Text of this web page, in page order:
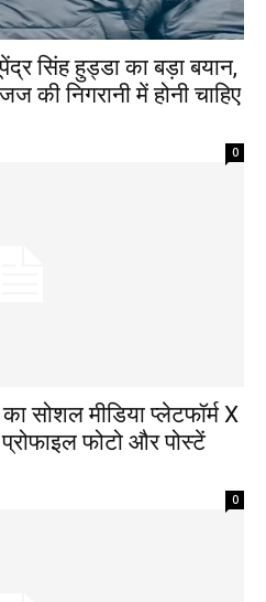
सिंह हुड्डा का बड़ा बयान,
की निगरानी में होनी चाहिए
0
सोशल मीडिया प्लेटफॉर्म X
फोटो और पोस्टें
0